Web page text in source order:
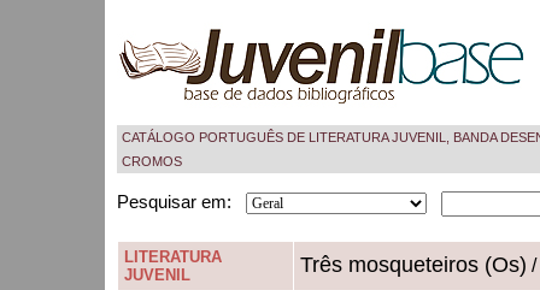
CATÁLOGO PORTUGUÊS DE LITERATURA JUVENIL, BANDA
CROMOS
Pesquisar em:
LITERATURA
JUVENIL
Três mosqueteiros (Os) /